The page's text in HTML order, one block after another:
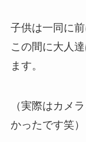
子供は一同に
この間に大人
ます。
（実際はカメ
かったです笑）